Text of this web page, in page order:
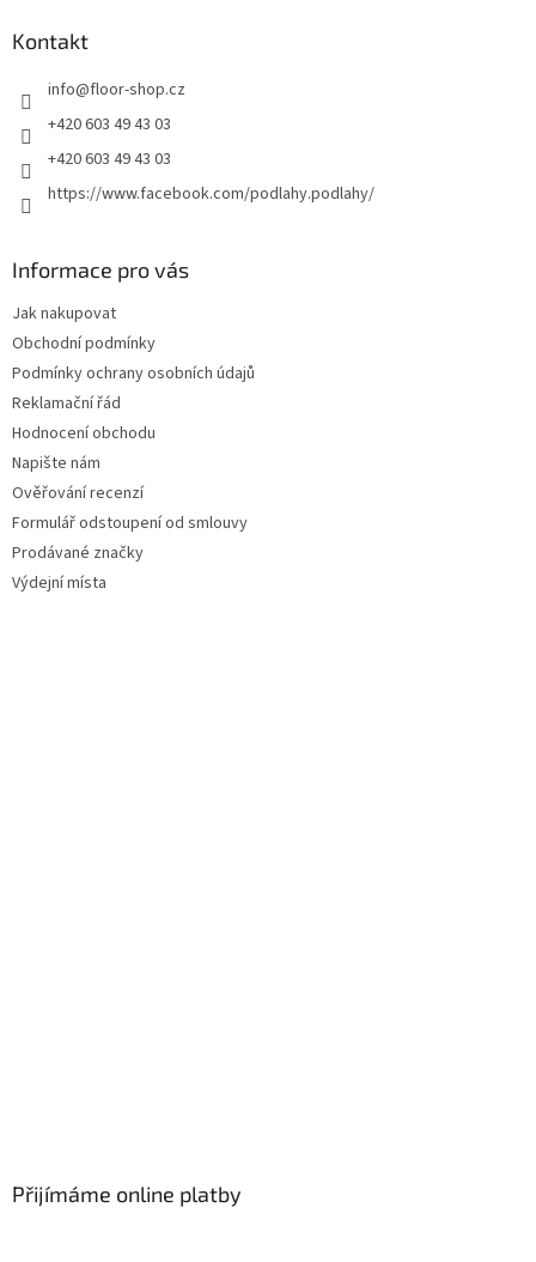
Kontakt
info@floor-shop.cz
+420 603 49 43 03
+420 603 49 43 03
https://www.facebook.com/podlahy.podlahy/
Informace pro vás
Jak nakupovat
Obchodní podmínky
Podmínky ochrany osobních údajů
Reklamační řád
Hodnocení obchodu
Napište nám
Ověřování recenzí
Formulář odstoupení od smlouvy
Prodávané značky
Výdejní místa
Přijímáme online platby